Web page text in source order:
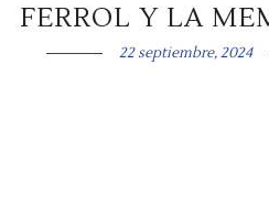
FERROL Y LA
22 septiembre, 2024